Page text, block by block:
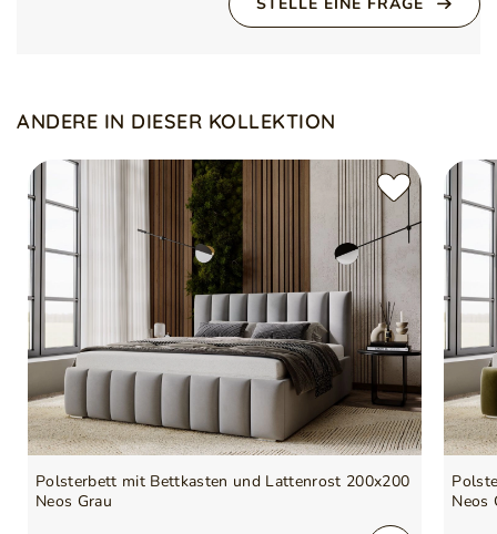
Das Rückenteil des Kopfteils ist mit schwarzem Wigofil
STELLE EINE FRAGE
ANDERE IN DIESER KOLLEKTION
Polsterbett mit Bettkasten und Lattenrost 200x200
Neos Grau
Neos